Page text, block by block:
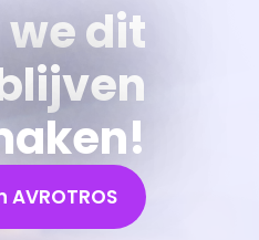
we dit
AVROTROS